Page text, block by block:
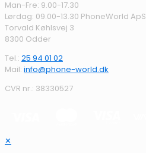
Man-Fre: 9.00-17.30
Lørdag: 09.00-13.30 PhoneWorld ApS
Torvald Køhlsvej 3
8300 Odder
Tel.: 25 94 01 02
Mail: info@phone-world.dk
CVR nr.: 38330527
✕